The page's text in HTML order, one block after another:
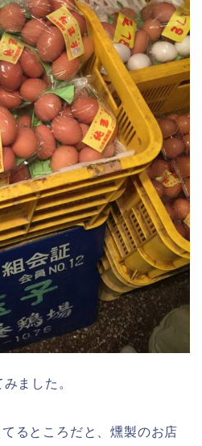
ました。
るところだと、燻製のお店